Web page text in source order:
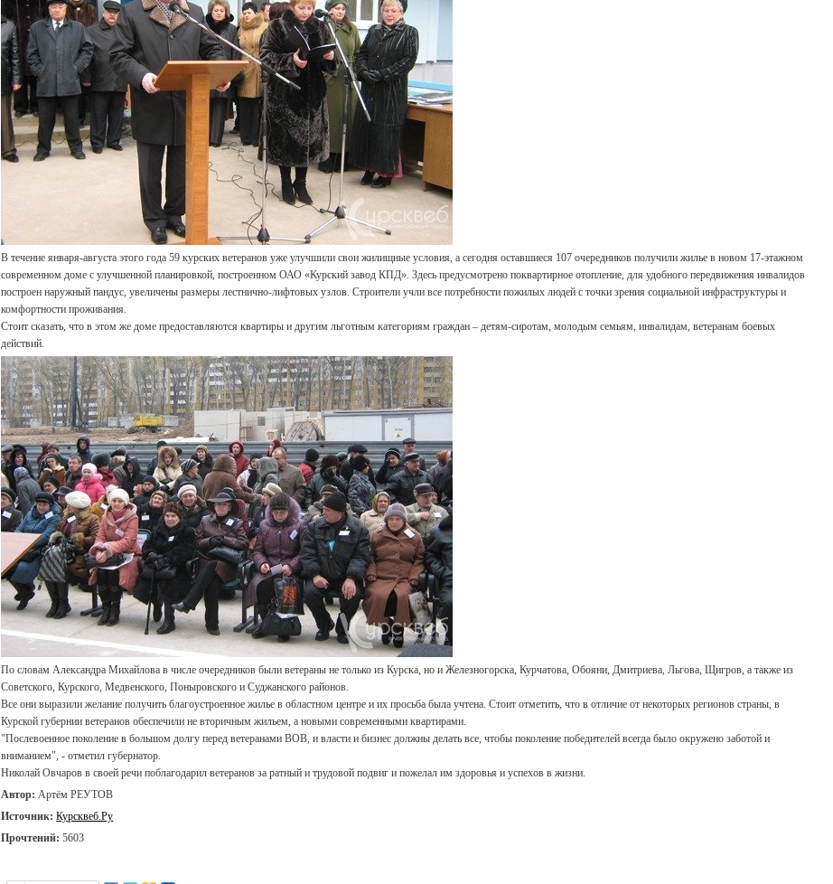
В течение января-августа этого года 59 курских ветеранов уже улучшили свои жилищные условия, а сегодня оставшиеся 107 очередников получили жилье в новом 17-этажном
современном доме с улучшенной планировкой, построенном ОАО «Курский завод КПД». Здесь предусмотрено поквартирное отопление, для удобного передвижения инвалидов
построен наружный пандус, увеличены размеры лестнично-лифтовых узлов. Строители учли все потребности пожилых людей с точки зрения социальной инфраструктуры и
комфортности проживания.
Стоит сказать, что в этом же доме предоставляются квартиры и другим льготным категориям граждан – детям-сиротам, молодым семьям, инвалидам, ветеранам боевых
действий.
По словам Александра Михайлова в числе очередников были ветераны не только из Курска, но и Железногорска, Курчатова, Обояни, Дмитриева, Льгова, Щигров, а также из
Советского, Курского, Медвенского, Поныровского и Суджанского районов.
Все они выразили желание получить благоустроенное жилье в областном центре и их просьба была учтена. Стоит отметить, что в отличие от некоторых регионов страны, в
Курской губернии ветеранов обеспечили не вторичным жильем, а новыми современными квартирами.
"Послевоенное поколение в большом долгу перед ветеранами ВОВ, и власти и бизнес должны делать все, чтобы поколение победителей всегда было окружено заботой и
вниманием", - отметил губернатор.
Николай Овчаров в своей речи поблагодарил ветеранов за ратный и трудовой подвиг и пожелал им здоровья и успехов в жизни.
Автор: Артём РЕУТОВ
Источник: Курсквеб.Ру
Прочтений: 5603